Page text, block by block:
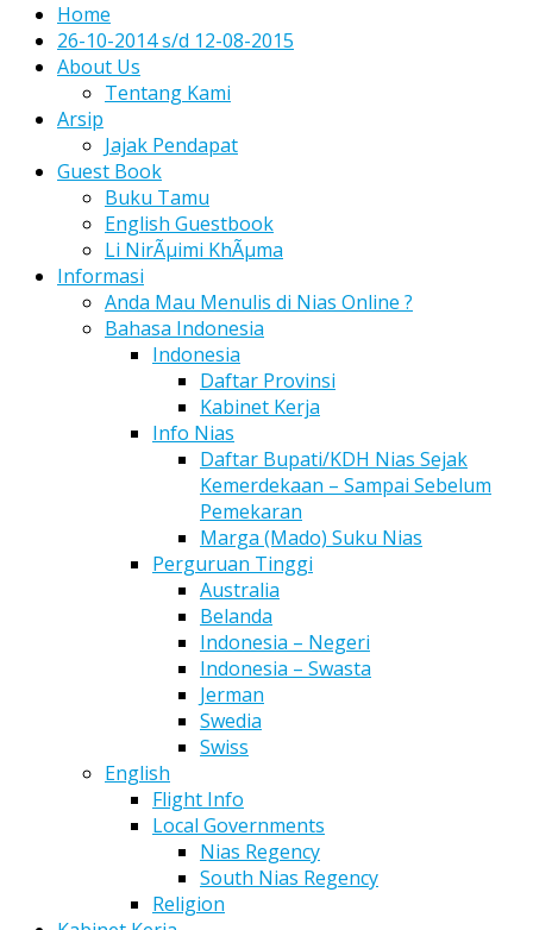
Home
26-10-2014 s/d 12-08-2015
About Us
Tentang Kami
Arsip
Jajak Pendapat
Guest Book
Buku Tamu
English Guestbook
Li NirÃµimi KhÃµma
Informasi
Anda Mau Menulis di Nias Online ?
Bahasa Indonesia
Indonesia
Daftar Provinsi
Kabinet Kerja
Info Nias
Daftar Bupati/KDH Nias Sejak
Kemerdekaan – Sampai Sebelum
Pemekaran
Marga (Mado) Suku Nias
Perguruan Tinggi
Australia
Belanda
Indonesia – Negeri
Indonesia – Swasta
Jerman
Swedia
Swiss
English
Flight Info
Local Governments
Nias Regency
South Nias Regency
Religion